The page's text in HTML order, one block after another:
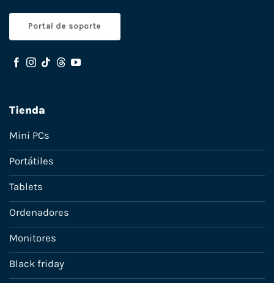
Portal de soporte
Tienda
Mini PCs
Portátiles
Tablets
Ordenadores
Monitores
Black friday